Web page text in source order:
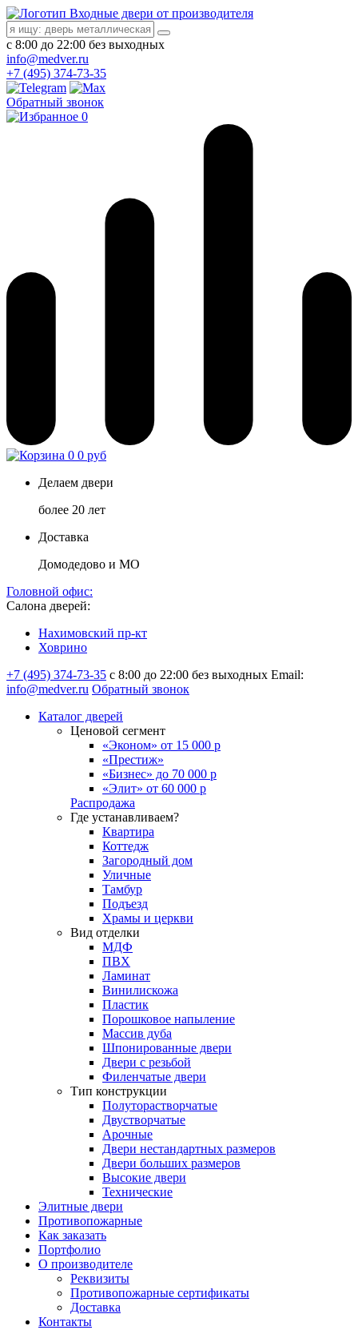
Входные двери от производителя
с 8:00 до 22:00 без выходных
info@medver.ru
+7 (495) 374-73-35
Обратный звонок
0
0 0 руб
Делаем двери
более 20 лет
Доставка
Домодедово и МО
Головной офис:
Салона дверей:
Нахимовский пр-кт
Ховрино
+7 (495) 374-73-35 с 8:00 до 22:00 без выходных Email:
info@medver.ru Обратный звонок
Каталог дверей
Ценовой сегмент
«Эконом» от 15 000 р
«Престиж»
«Бизнес» до 70 000 р
«Элит» от 60 000 р
Распродажа
Где устанавливаем?
Квартира
Коттедж
Загородный дом
Уличные
Тамбур
Подъезд
Храмы и церкви
Вид отделки
МДФ
ПВХ
Ламинат
Винилискожа
Пластик
Порошковое напыление
Массив дуба
Шпонированные двери
Двери с резьбой
Филенчатые двери
Тип конструкции
Полуторастворчатые
Двустворчатые
Арочные
Двери нестандартных размеров
Двери больших размеров
Высокие двери
Технические
Элитные двери
Противопожарные
Как заказать
Портфолио
О производителе
Реквизиты
Противопожарные сертификаты
Доставка
Контакты